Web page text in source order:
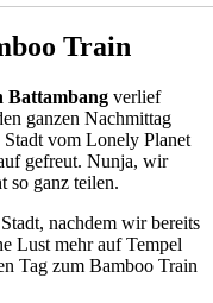
Train
Battambang verlief
ganzen Nachmittag
vom Lonely Planet
gefreut. Nunja, wir
so ganz teilen.
nachdem wir bereits
Lust mehr auf Tempel
Tag zum Bamboo Train